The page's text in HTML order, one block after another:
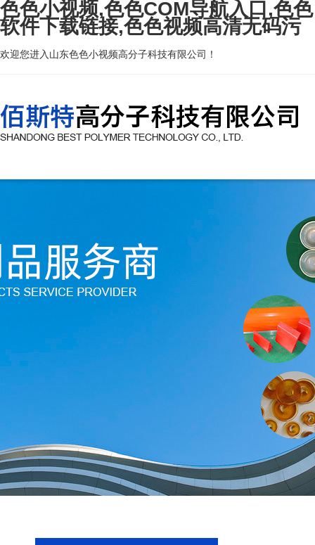
色色小视频,色色COM导航入口,色色
软件下载链接,色色视频高清无码污
欢迎您进入山东色色小视频高分子科技有限公司！